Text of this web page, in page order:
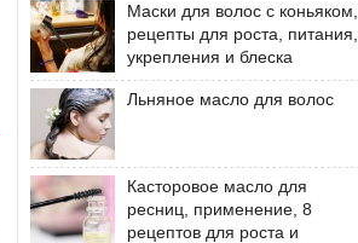
Маски для волос с коньяком,
рецепты для роста, питания,
укрепления и блеска
Льняное масло для волос
Касторовое масло для
ресниц, применение, 8
рецептов для роста и